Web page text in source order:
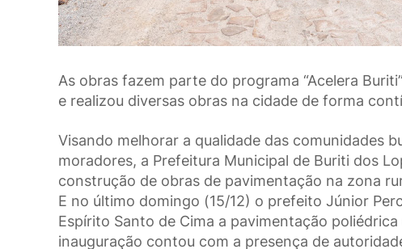
As obras fazem parte do programa “Acelera
e realizou diversas obras na cidade de forma
Visando melhorar a qualidade das comunidades
moradores, a Prefeitura Municipal de Buriti dos
construção de obras de pavimentação na zona
E no último domingo (15/12) o prefeito Júnior
Espírito Santo de Cima a pavimentação
inauguração contou com a presença de